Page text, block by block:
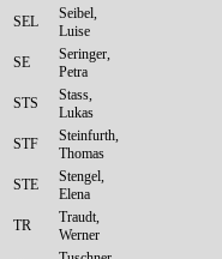
SEL
Seibel,
Luise
SE
Seringer,
Petra
STS
Stass,
Lukas
STF
Steinfurth,
Thomas
STE
Stengel,
Elena
TR
Traudt,
Werner